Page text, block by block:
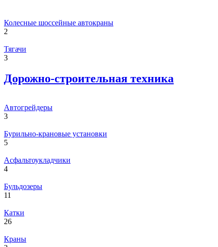
Колесные шоссейные автокраны
2
Тягачи
3
Дорожно-строительная техника
Автогрейдеры
3
Бурильно-крановые установки
5
Асфальтоукладчики
4
Бульдозеры
11
Катки
26
Краны